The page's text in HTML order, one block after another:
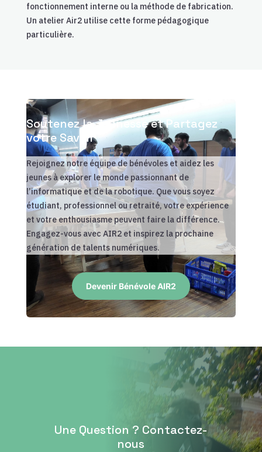
fonctionnement interne ou la méthode de fabrication.
Un atelier Air2 utilise cette forme pédagogique
particulière.
Soutenez la Jeunesse et Partagez
votre Savoir
Rejoignez notre équipe de bénévoles et aidez les
jeunes à explorer le monde passionnant de
l’informatique et de la robotique. Que vous soyez
étudiant, professionnel ou retraité, votre expérience
et votre enthousiasme peuvent faire la différence.
Engagez-vous avec AIR2 et inspirez la prochaine
génération de talents numériques.
Devenir Bénévole AIR2
Une Question ? Contactez-
nous